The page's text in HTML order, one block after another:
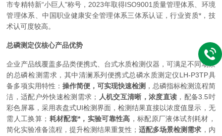
市专精特新“小巨人"称号，2023年取得ISO9001质量管理体系、环境
管理体系、中国职业健康安全管理体系三体系认证，行业资质*，技
术认可度较高。
总磷测定仪核心产品优势
企业产品线覆盖多品类便携式、台式水质检测仪器，可满足不同场景
的总磷检测需求，其中清澜系列便携式总磷水质测定仪LH-P3TP具
备多项实用特性： 操作简便，可实现快速检测 ，总磷指标检测流程简
洁，适配户外快速检测需求；
人机交互清晰，浓度直读 ，配备3.5吋
彩色屏幕，采用表盘式UI检测界面，检测结果直接以浓度值显示，无
需人工换算； 耗材配套*，实验可靠性高 ，标配原厂液体试剂耗材，
简化实验准备流程，提升检测结果重复性；适配多场景检测需求 ，内